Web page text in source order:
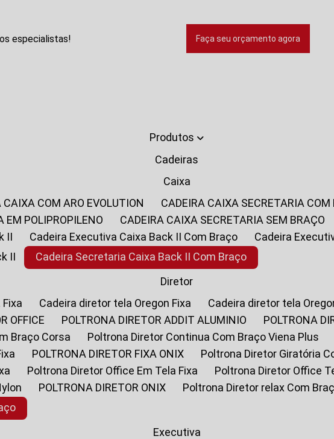
especialistas! Faça seu orçamento agora
Produtos
Cadeiras
Caixa
CAIXA COM ARO EVOLUTION
CADEIRA CAIXA SECRETARIA COM
EM POLIPROPILENO
CADEIRA CAIXA SECRETARIA SEM BRAÇO
II
Cadeira Executiva Caixa Back II Com Braço
Cadeira
II
Cadeira Secretaria Caixa Back II Com Braço
Diretor
Fixa
Cadeira diretor tela Oregon Fixa
Cadeira diretor tela
OFFICE
POLTRONA DIRETOR ADDIT ALUMINIO
POLTRONA
Braço Corsa
Poltrona Diretor Continua Com Braço Viena Plus
POLTRONA DIRETOR FIXA ONIX
Poltrona Diretor Giratória
Poltrona Diretor Office Em Tela Fixa
Poltrona Diretor Office
POLTRONA DIRETOR ONIX
Poltrona Diretor relax Com
Executiva